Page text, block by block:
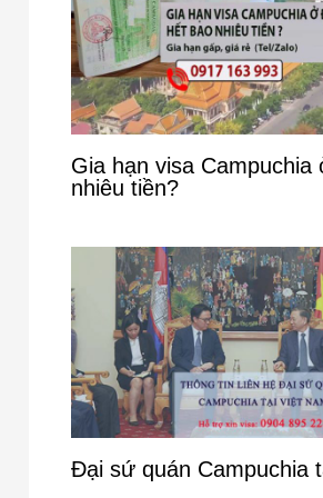
Gia hạn visa Campuchia
nhiêu tiền?
Đại sứ quán Campuchia